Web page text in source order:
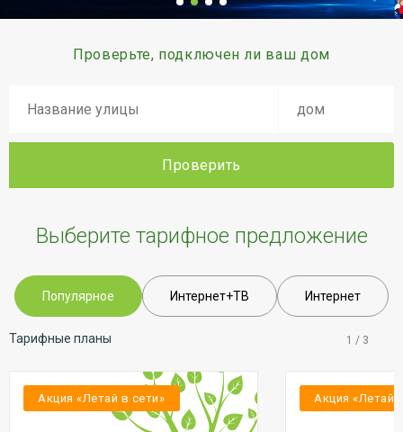
Проверьте, подключен ли ваш дом
Проверить
Выберите тарифное предложение
Популярное Интернет+ТВ Интернет
Тарифные планы 1 / 3
Акция «Летай в сети» Акция «Летай